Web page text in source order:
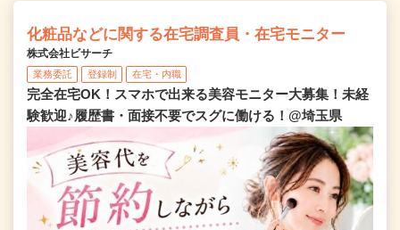
化粧品などに関する在宅調査員・在宅モニター
株式会社ビサーチ
業務委託 登録制 在宅・内職
完全在宅OK！スマホで出来る美容モニター大募集！未経
験歓迎♪履歴書・面接不要でスグに働ける！@埼玉県